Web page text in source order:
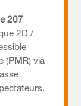
207
2D /
( PMR) via